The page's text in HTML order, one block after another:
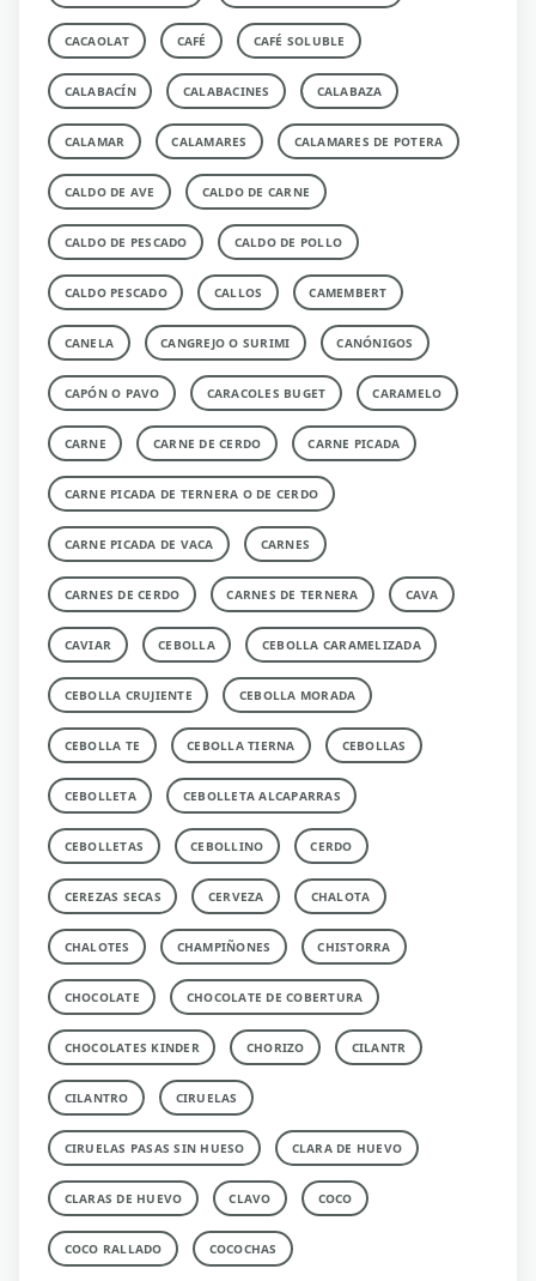
CACAOLAT CAFÉ CAFÉ SOLUBLE
CALABACÍN CALABACINES CALABAZA
CALAMAR CALAMARES CALAMARES DE POTERA
CALDO DE AVE CALDO DE CARNE
CALDO DE PESCADO CALDO DE POLLO
CALDO PESCADO CALLOS CAMEMBERT
CANELA CANGREJO O SURIMI CANÓNIGOS
CAPÓN O PAVO CARACOLES BUGET CARAMELO
CARNE CARNE DE CERDO CARNE PICADA
CARNE PICADA DE TERNERA O DE CERDO
CARNE PICADA DE VACA CARNES
CARNES DE CERDO CARNES DE TERNERA CAVA
CAVIAR CEBOLLA CEBOLLA CARAMELIZADA
CEBOLLA CRUJIENTE CEBOLLA MORADA
CEBOLLA TE CEBOLLA TIERNA CEBOLLAS
CEBOLLETA CEBOLLETA ALCAPARRAS
CEBOLLETAS CEBOLLINO CERDO
CEREZAS SECAS CERVEZA CHALOTA
CHALOTES CHAMPIÑONES CHISTORRA
CHOCOLATE CHOCOLATE DE COBERTURA
CHOCOLATES KINDER CHORIZO CILANTR
CILANTRO CIRUELAS
CIRUELAS PASAS SIN HUESO CLARA DE HUEVO
CLARAS DE HUEVO CLAVO COCO
COCO RALLADO COCOCHAS